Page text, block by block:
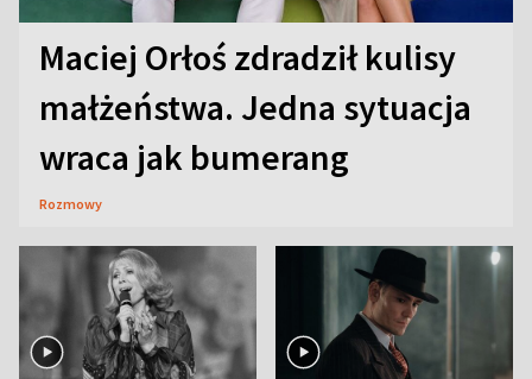
Maciej Orłoś zdradził kulisy
małżeństwa. Jedna sytuacja
wraca jak bumerang
Rozmowy